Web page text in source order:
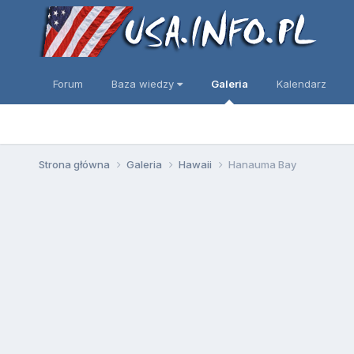
Forum Baza wiedzy Galeria Kalendarz
Strona główna Galeria Hawaii Hanauma Bay